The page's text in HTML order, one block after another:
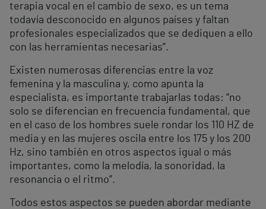
terapia vocal en el cambio de sexo, es un tema
todavía desconocido en algunos países y faltan
profesionales especializados que se dediquen a ello
con las herramientas necesarias”.
Existen numerosas diferencias entre la voz
femenina y la masculina y, como apunta la
especialista, es importante trabajarlas todas: “no
solo se diferencian en frecuencia fundamental, que
en el caso de los hombres suele rondar los 110 HZ de
media y en las mujeres oscila entre los 175 y los 200
Hz, sino también en otros aspectos igual o más
importantes, como la melodía, la sonoridad, la
resonancia o el ritmo”.
Todos estos aspectos se pueden abordar mediante